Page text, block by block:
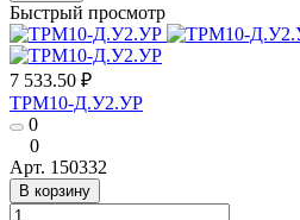
Быстрый просмотр
7 533.50 ₽
ТРМ10-Д.У2.УР
0
0
Арт. 150332
В корзину